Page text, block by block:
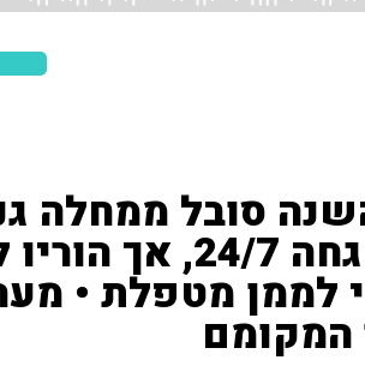
סובל ממחלה
טיפול והשגחה
לממן מטפלת •
המקומם